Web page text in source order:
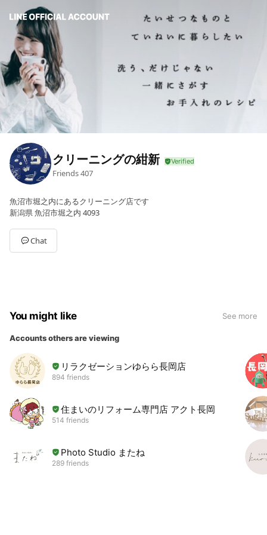
クリーニングの紺新
Friends407
魚沼市堀之内にあるクリーニング店です
新潟県 魚沼市堀之内 4093
Chat
You might like See more
Accounts others are viewing
リラクゼーションゆらら長岡店
894 friends
住まいのリフォーム専門店 アクト長岡
514 friends
Photo Studio またね
289 friends